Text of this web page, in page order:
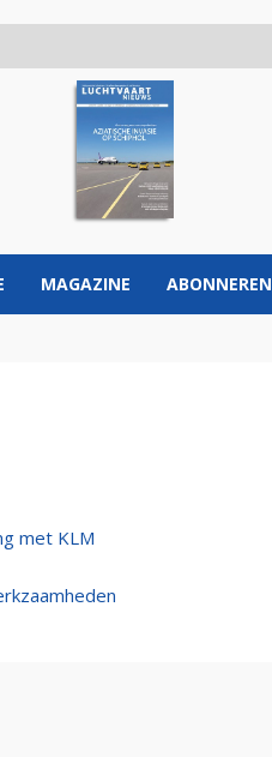
MAGAZINE ABONNEREN
met KLM